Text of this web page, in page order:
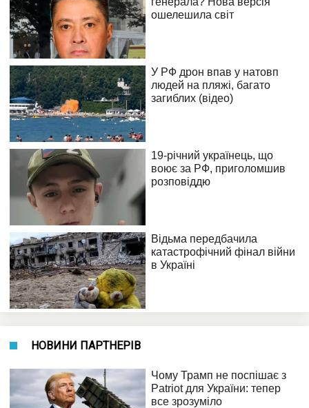
НОВИНИ ПАРТНЕРІВ